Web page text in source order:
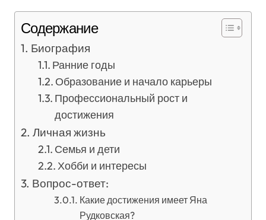
Содержание
Биография
Ранние годы
Образование и начало карьеры
Профессиональный рост и
достижения
Личная жизнь
Семья и дети
Хобби и интересы
Вопрос-ответ:
Какие достижения имеет Яна
Рудковская?